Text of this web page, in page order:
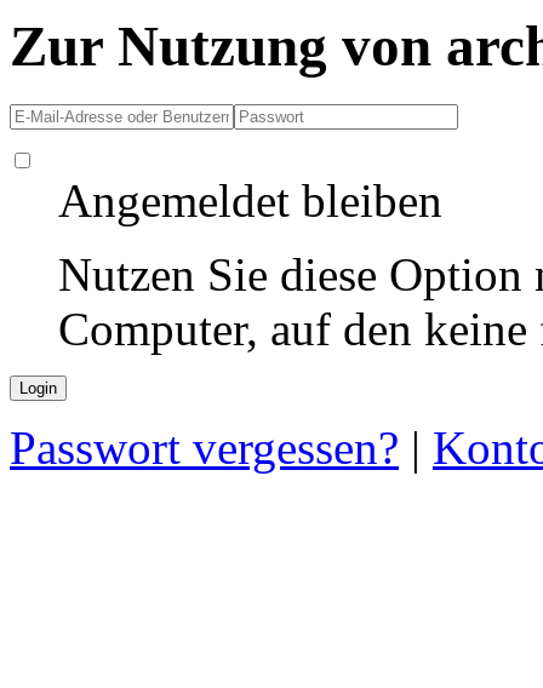
Zur Nutzung von
Angemeldet bleiben
Nutzen Sie diese
Computer, auf den
Passwort vergessen? |